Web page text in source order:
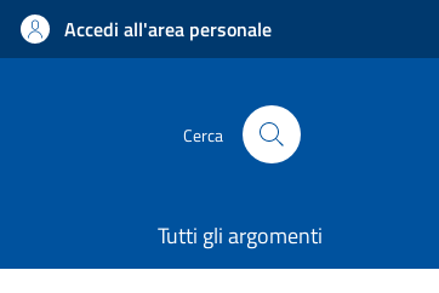
Accedi all'area personale
Cerca
Tutti gli argomenti